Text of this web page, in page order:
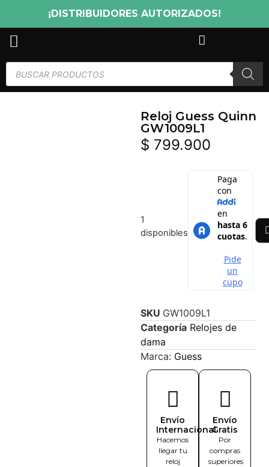
¡DISTRIBUIDORES AUTORIZADOS!
Reloj Guess Quinn
GW1009L1
$ 799.900
1
disponibles
SKU GW1009L1
Categoría Relojes de
dama
Marca: Guess
Envío
Internacional
Hacemos
llegar tu
reloj
Envío
Gratis
Por
compras
superiores